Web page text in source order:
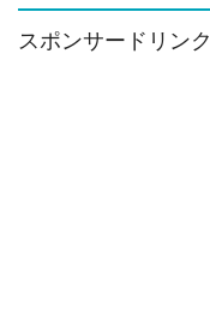
イ
ブ
スポンサードリンク